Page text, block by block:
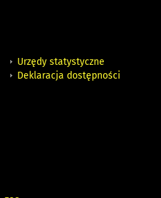
Urzędy statystyczne
Deklaracja dostępności